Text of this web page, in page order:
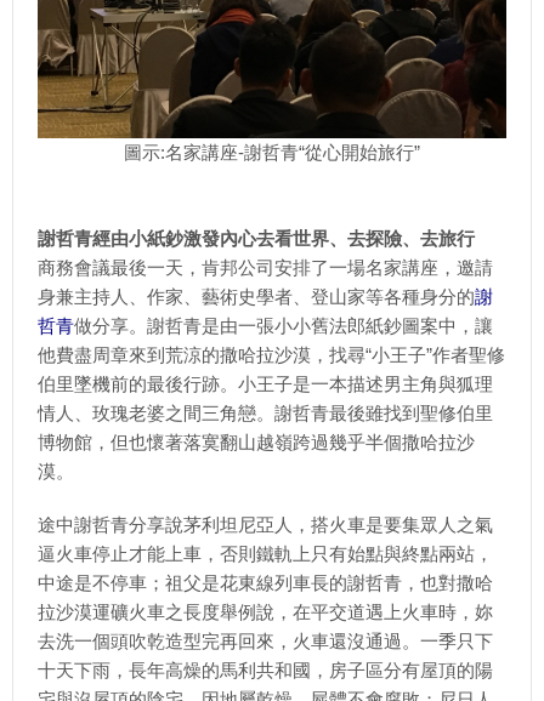
圖示:名家講座-謝哲青“從心開始旅行”
謝哲青經由小紙鈔激發內心去看世界、去探險、去旅行
商務會議最後一天，肯邦公司安排了一場名家講座，邀請
身兼主持人、作家、藝術史學者、登山家等各種身分的謝
哲青做分享。謝哲青是由一張小小舊法郎紙鈔圖案中，讓
他費盡周章來到荒涼的撒哈拉沙漠，找尋“小王子”作者聖修
伯里墜機前的最後行跡。小王子是一本描述男主角與狐理
情人、玫瑰老婆之間三角戀。謝哲青最後雖找到聖修伯里
博物館，但也懷著落寞翻山越嶺跨過幾乎半個撒哈拉沙
漠。
途中謝哲青分享說茅利坦尼亞人，搭火車是要集眾人之氣
逼火車停止才能上車，否則鐵軌上只有始點與終點兩站，
中途是不停車；祖父是花東線列車長的謝哲青，也對撒哈
拉沙漠運礦火車之長度舉例說，在平交道遇上火車時，妳
去洗一個頭吹乾造型完再回來，火車還沒通過。一季只下
十天下雨，長年高燥的馬利共和國，房子區分有屋頂的陽